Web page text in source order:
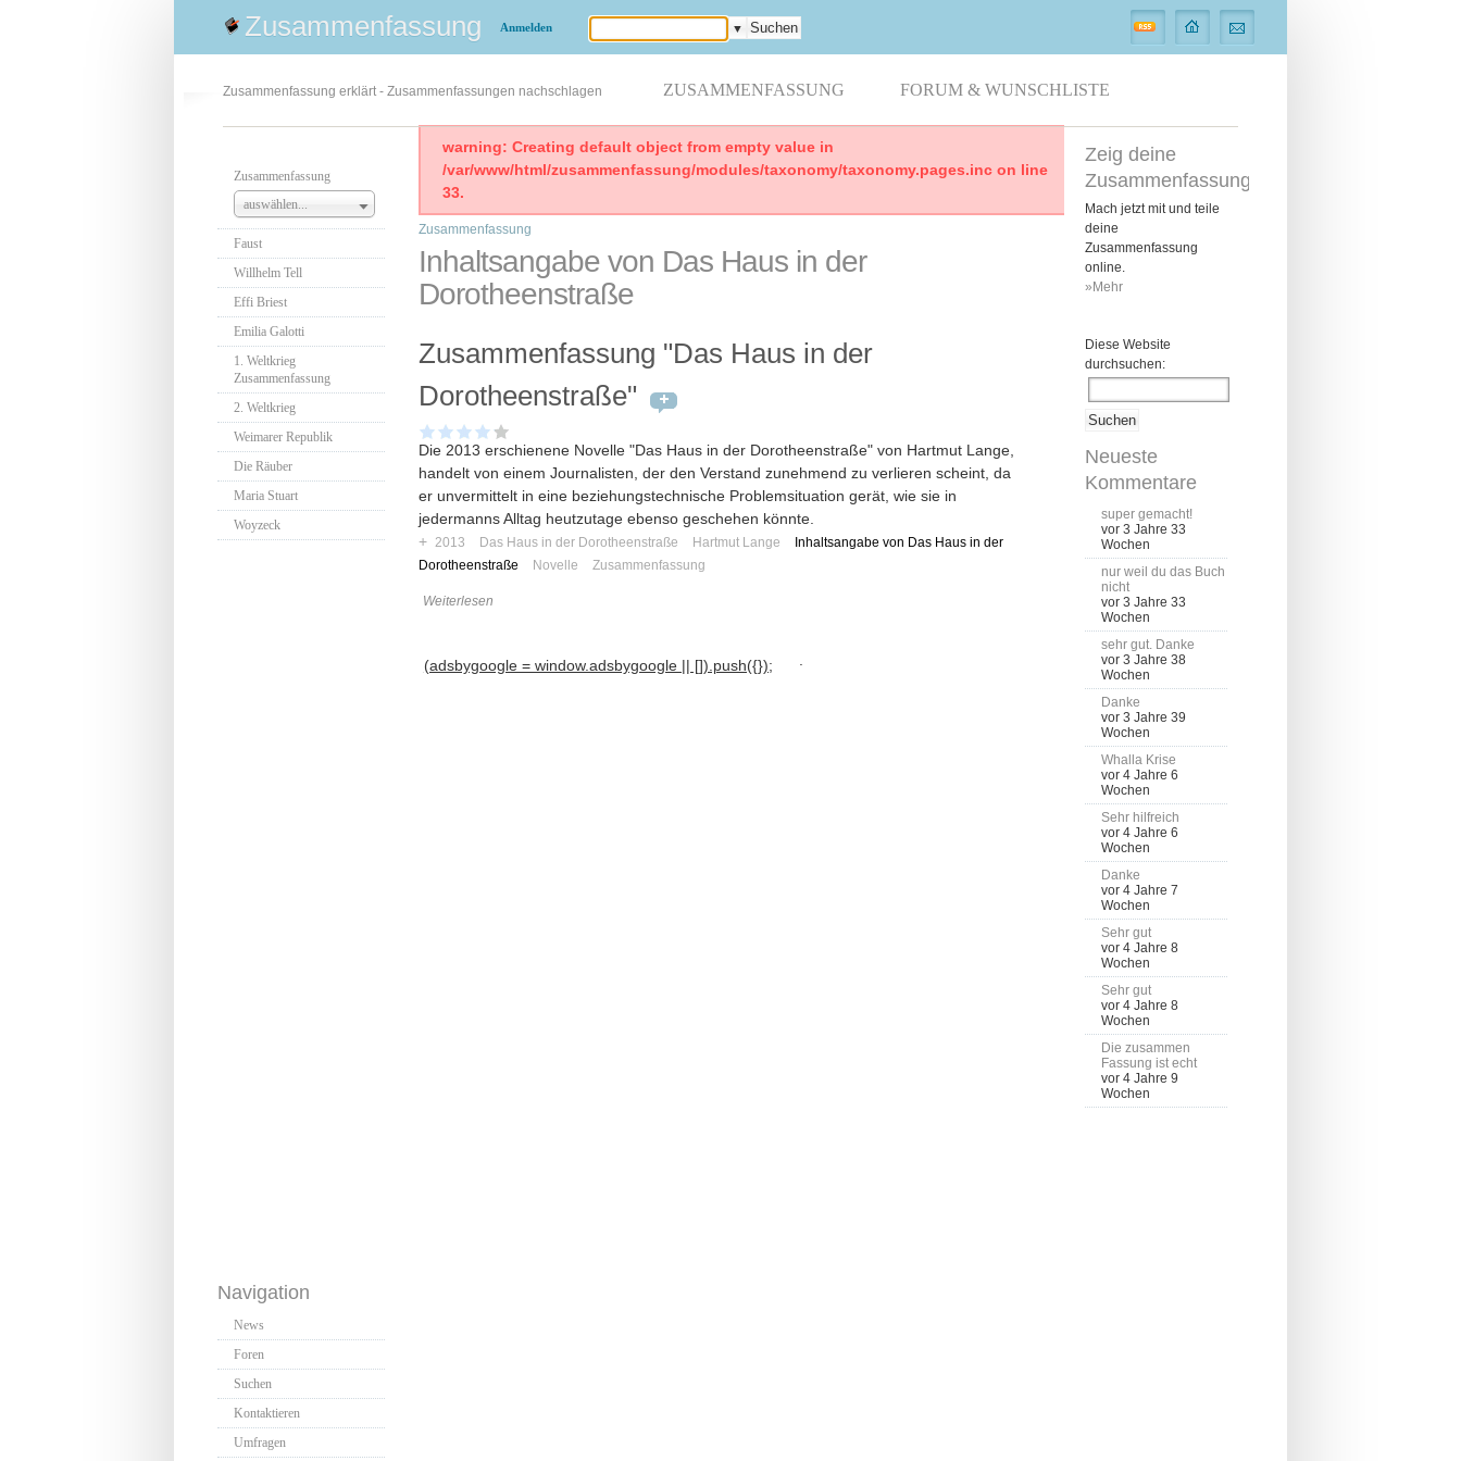
Zusammenfassung Anmelden ▼
Zusammenfassung erklärt - Zusammenfassungen nachschlagen ZUSAMMENFASSUNG FORUM & WUNSCHLISTE
Zusammenfassung
auswählen...
Faust
Willhelm Tell
Effi Briest
Emilia Galotti
1. Weltkrieg
Zusammenfassung
2. Weltkrieg
Weimarer Republik
Die Räuber
Maria Stuart
Woyzeck
Navigation
News
Foren
Suchen
Kontaktieren
Umfragen
warning: Creating default object from empty value in
/var/www/html/zusammenfassung/modules/taxonomy/taxonomy.pages.inc on line
33.
Zusammenfassung
Inhaltsangabe von Das Haus in der
Dorotheenstraße
Zusammenfassung "Das Haus in der
Dorotheenstraße"
Die 2013 erschienene Novelle "Das Haus in der Dorotheenstraße" von Hartmut Lange,
handelt von einem Journalisten, der den Verstand zunehmend zu verlieren scheint, da
er unvermittelt in eine beziehungstechnische Problemsituation gerät, wie sie in
jedermanns Alltag heutzutage ebenso geschehen könnte.
+ 2013 Das Haus in der Dorotheenstraße Hartmut Lange
Inhaltsangabe von Das Haus in der
Dorotheenstraße
Novelle Zusammenfassung
Weiterlesen
(adsbygoogle = window.adsbygoogle || []).push({});
Zeig deine
Zusammenfassung
Mach jetzt mit und teile
deine
Zusammenfassung
online.
»Mehr
Diese Website
durchsuchen:
Neueste
Kommentare
super gemacht!
vor 3 Jahre 33
Wochen
nur weil du das Buch
nicht
vor 3 Jahre 33
Wochen
sehr gut. Danke
vor 3 Jahre 38
Wochen
Danke
vor 3 Jahre 39
Wochen
Whalla Krise
vor 4 Jahre 6
Wochen
Sehr hilfreich
vor 4 Jahre 6
Wochen
Danke
vor 4 Jahre 7
Wochen
Sehr gut
vor 4 Jahre 8
Wochen
Sehr gut
vor 4 Jahre 8
Wochen
Die zusammen
Fassung ist echt
vor 4 Jahre 9
Wochen